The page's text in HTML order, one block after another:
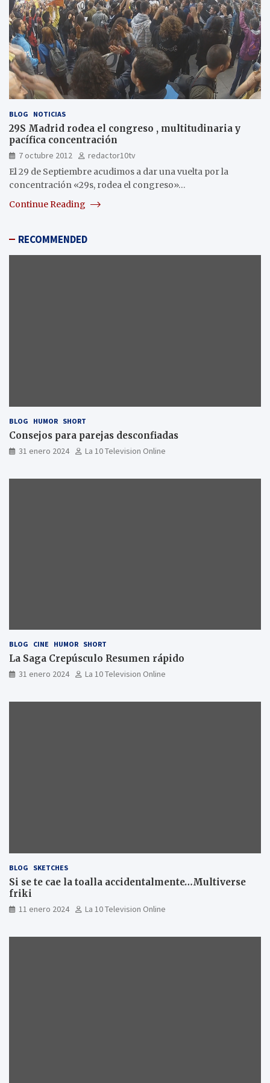
BLOG NOTICIAS
29S Madrid rodea el congreso , multitudinaria y
pacífica concentración
7 octubre 2012
redactor10tv
El 29 de Septiembre acudimos a dar una vuelta por la
concentración «29s, rodea el congreso»…
Continue Reading
RECOMMENDED
BLOG HUMOR SHORT
Consejos para parejas desconfiadas
31 enero 2024 La 10 Television Online
BLOG CINE HUMOR SHORT
La Saga Crepúsculo Resumen rápido
31 enero 2024 La 10 Television Online
BLOG SKETCHES
Si se te cae la toalla accidentalmente…Multiverse
friki
11 enero 2024 La 10 Television Online